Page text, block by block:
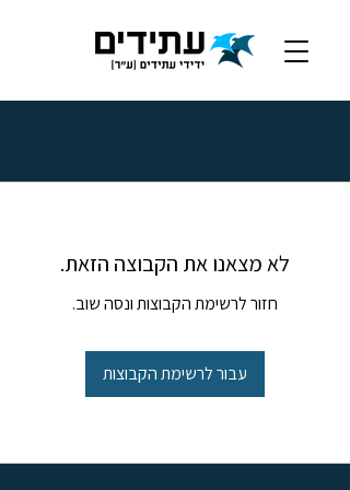
לא מצאנו את הקבוצה הזאת.
חזור לרשימת הקבוצות ונסה שוב.
עבור לרשימת הקבוצות